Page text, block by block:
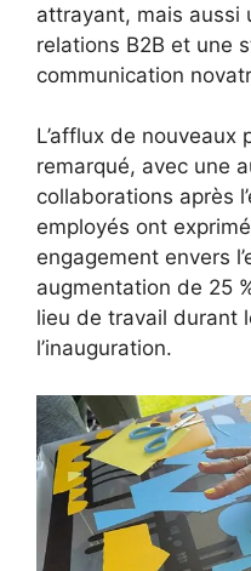
attrayant, mais aussi
relations B2B et une
communication
L’afflux de nouveaux
remarqué, avec une
collaborations après
employés ont
engagement envers
augmentation de 25
lieu de travail durant
l’inauguration.